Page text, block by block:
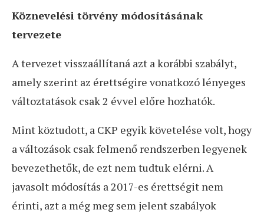
Köznevelési törvény módosításának
tervezete
A tervezet visszaállítaná azt a korábbi szabályt,
amely szerint az érettségire vonatkozó lényeges
változtatások csak 2 évvel előre hozhatók.
Mint köztudott, a CKP egyik követelése volt, hogy
a változások csak felmenő rendszerben legyenek
bevezethetők, de ezt nem tudtuk elérni. A
javasolt módosítás a 2017-es érettségit nem
érinti, azt a még meg sem jelent szabályok